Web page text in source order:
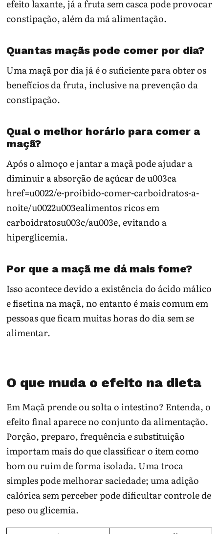
efeito laxante, já a fruta sem casca pode provocar
constipação, além da má alimentação.
Quantas maçãs pode comer por dia?
Uma maçã por dia já é o suficiente para obter os
benefícios da fruta, inclusive na prevenção da
constipação.
Qual o melhor horário para comer a
maçã?
Após o almoço e jantar a maçã pode ajudar a
diminuir a absorção de açúcar de u003ca
href=u0022/e-proibido-comer-carboidratos-a-
noite/u0022u003ealimentos ricos em
carboidratosu003c/au003e, evitando a
hiperglicemia.
Por que a maçã me dá mais fome?
Isso acontece devido a existência do ácido málico
e fisetina na maçã, no entanto é mais comum em
pessoas que ficam muitas horas do dia sem se
alimentar.
O que muda o efeito na dieta
Em Maçã prende ou solta o intestino? Entenda, o
efeito final aparece no conjunto da alimentação.
Porção, preparo, frequência e substituição
importam mais do que classificar o item como
bom ou ruim de forma isolada. Uma troca
simples pode melhorar saciedade; uma adição
calórica sem perceber pode dificultar controle de
peso ou glicemia.